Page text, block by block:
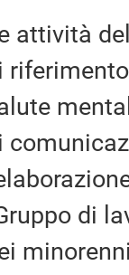
attività
di